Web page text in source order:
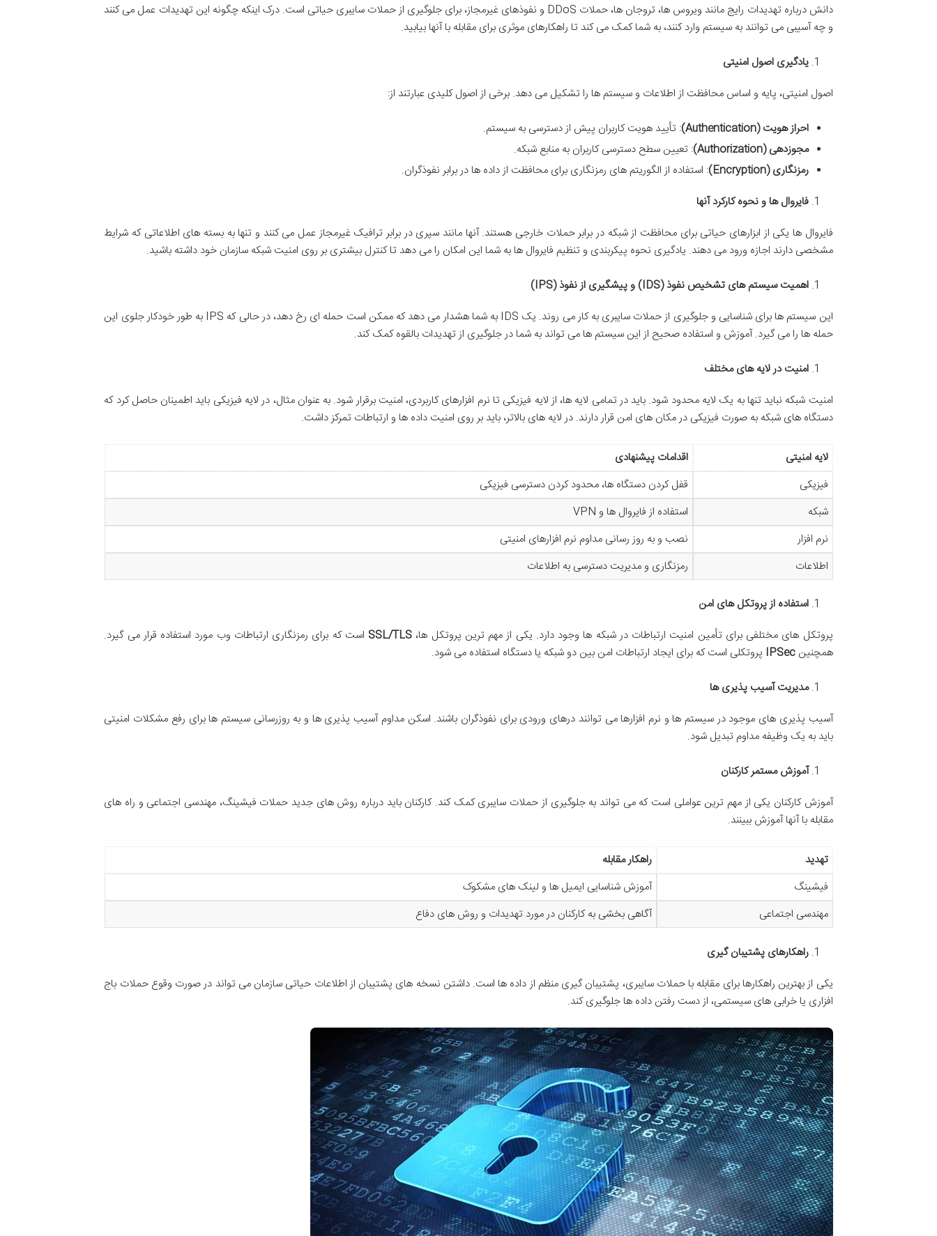
دانش درباره تهدیدات رایج مانند ویروس ها، تروجان ها، حملات DDoS و نفوذهای غیرمجاز، برای جلوگیری از حملات سایبری حیاتی است. درک اینکه چگونه این تهدیدات عمل می کنند
و چه آسیبی می توانند به سیستم وارد کنند، به شما کمک می کند تا راهکارهای موثری برای مقابله با آنها بیابید.
یادگیری اصول امنیتی
اصول امنیتی، پایه و اساس محافظت از اطلاعات و سیستم ها را تشکیل می دهد. برخی از اصول کلیدی عبارتند از:
احراز هویت(Authentication)
: تأیید هویت کاربران پیش از دسترسی به سیستم.
مجوزدهی(Authorization)
: تعیین سطح دسترسی کاربران به منابع شبکه.
رمزنگاری(Encryption)
: استفاده از الگوریتم های رمزنگاری برای محافظت از داده ها در برابر نفوذگران.
فایروال ها و نحوه کارکرد آنها
فایروال ها یکی از ابزارهای حیاتی برای محافظت از شبکه در برابر حملات خارجی هستند. آنها مانند سپری در برابر ترافیک غیرمجاز عمل می کنند و تنها به بسته های اطلاعاتی که شرایط
مشخصی دارند اجازه ورود می دهند. یادگیری نحوه پیکربندی و تنظیم فایروال ها به شما این امکان را می دهد تا کنترل بیشتری بر روی امنیت شبکه سازمان خود داشته باشید.
اهمیت سیستم های تشخیص نفوذ(IDS) و پیشگیری از نفوذ(IPS)
این سیستم ها برای شناسایی و جلوگیری از حملات سایبری به کار می روند. یک IDS به شما هشدار می دهد که ممکن است حمله ای رخ دهد، در حالی که IPS به طور خودکار جلوی این
حمله ها را می گیرد. آموزش و استفاده صحیح از این سیستم ها می تواند به شما در جلوگیری از تهدیدات بالقوه کمک کند.
امنیت در لایه های مختلف
امنیت شبکه نباید تنها به یک لایه محدود شود. باید در تمامی لایه ها، از لایه فیزیکی تا نرم افزارهای کاربردی، امنیت برقرار شود. به عنوان مثال، در لایه فیزیکی باید اطمینان حاصل کرد که
دستگاه های شبکه به صورت فیزیکی در مکان های امن قرار دارند. در لایه های بالاتر، باید بر روی امنیت داده ها و ارتباطات تمرکز داشت.
لایه امنیتی
اقدامات پیشنهادی
فیزیکی
قفل کردن دستگاه ها، محدود کردن دسترسی فیزیکی
شبکه
استفاده از فایروال ها و VPN
نرم افزار
نصب و به روز رسانی مداوم نرم افزارهای امنیتی
اطلاعات
رمزنگاری و مدیریت دسترسی به اطلاعات
استفاده از پروتکل های امن
پروتکل های مختلفی برای تأمین امنیت ارتباطات در شبکه ها وجود دارد. یکی از مهم ترین پروتکل ها، SSL/TLS است که برای رمزنگاری ارتباطات وب مورد استفاده قرار می گیرد.
همچنینIPSec پروتکلی است که برای ایجاد ارتباطات امن بین دو شبکه یا دستگاه استفاده می شود.
مدیریت آسیب پذیری ها
آسیب پذیری های موجود در سیستم ها و نرم افزارها می توانند درهای ورودی برای نفوذگران باشند. اسکن مداوم آسیب پذیری ها و به روزرسانی سیستم ها برای رفع مشکلات امنیتی
باید به یک وظیفه مداوم تبدیل شود.
آموزش مستمر کارکنان
آموزش کارکنان یکی از مهم ترین عواملی است که می تواند به جلوگیری از حملات سایبری کمک کند. کارکنان باید درباره روش های جدید حملات فیشینگ، مهندسی اجتماعی و راه های
مقابله با آنها آموزش ببینند.
تهدید
راهکار مقابله
فیشینگ
آموزش شناسایی ایمیل ها و لینک های مشکوک
مهندسی اجتماعی
آگاهی بخشی به کارکنان در مورد تهدیدات و روش های دفاع
راهکارهای پشتیبان گیری
یکی از بهترین راهکارها برای مقابله با حملات سایبری، پشتیبان گیری منظم از داده ها است. داشتن نسخه های پشتیبان از اطلاعات حیاتی سازمان می تواند در صورت وقوع حملات باج
افزاری یا خرابی های سیستمی، از دست رفتن داده ها جلوگیری کند.